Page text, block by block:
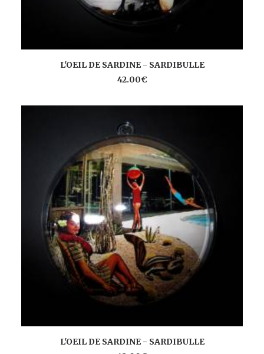
AJOUTER AU PANIER
L'OEIL DE SARDINE - SARDIBULLE
42.00€
AJOUTER AU PANIER
L'OEIL DE SARDINE - SARDIBULLE